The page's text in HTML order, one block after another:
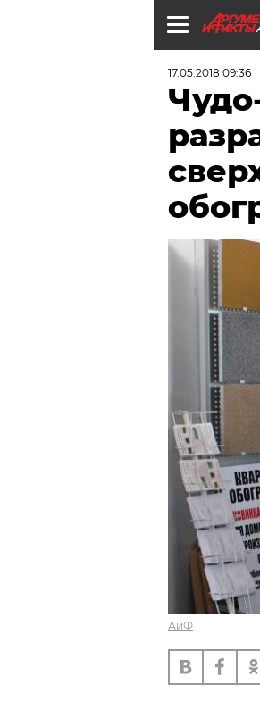
17.05.2018 09:36
АиФ